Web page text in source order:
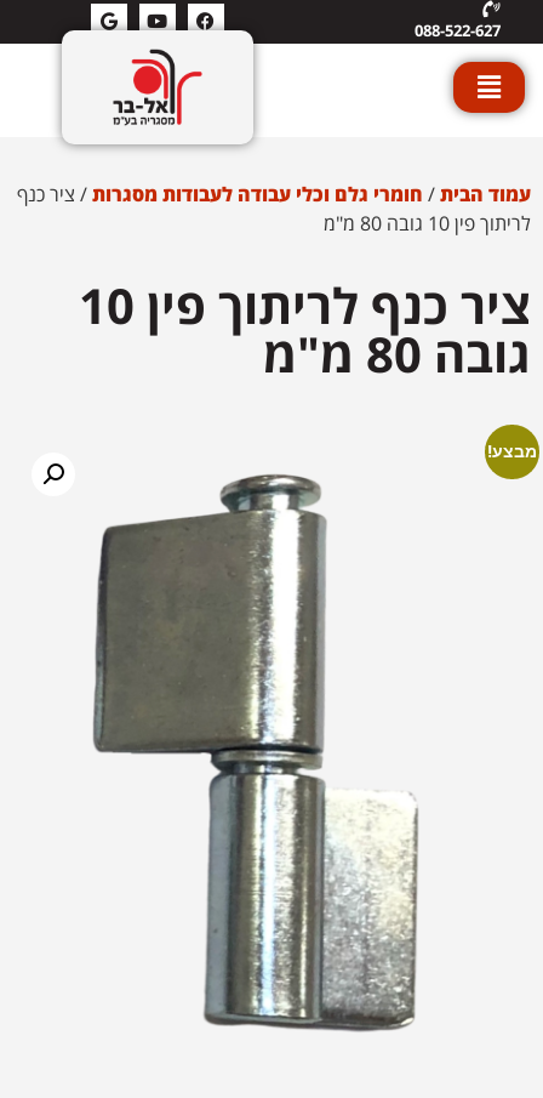
088-522-627
עמוד הבית/ חומרי גלם וכלי עבודה לעבודות מסגרות/ ציר כנף
לריתוך פין 10 גובה 80 מ"מ
ציר כנף לריתוך פין 10
גובה 80 מ"מ
מבצע!